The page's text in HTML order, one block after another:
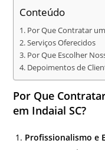
Conteúdo
Por Que Contratar
Serviços Oferecidos
Por Que Escolher
Depoimentos de
Por Que
em Indaial SC?
Profissionalismo e